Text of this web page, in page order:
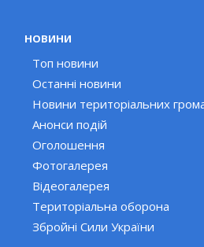
НОВИНИ
Топ новини
Останні новини
Новини територіальних
Анонси подій
Оголошення
Фотогалерея
Відеогалерея
Територіальна оборона
Збройні Сили України